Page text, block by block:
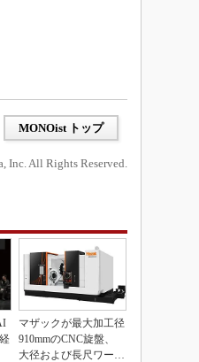
MONOist トップ
Inc. All Rights Reserved.
マザックが最大加工径
910mmのCNC旋盤、
大径および長尺ワーク